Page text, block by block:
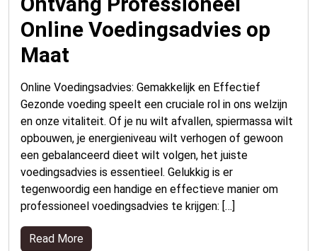
Online Voedingsadvies op
Maat
Online Voedingsadvies: Gemakkelijk en Effectief
Gezonde voeding speelt een cruciale rol in ons welzijn
en onze vitaliteit. Of je nu wilt afvallen, spiermassa wilt
opbouwen, je energieniveau wilt verhogen of gewoon
een gebalanceerd dieet wilt volgen, het juiste
voedingsadvies is essentieel. Gelukkig is er
tegenwoordig een handige en effectieve manier om
professioneel voedingsadvies te krijgen: […]
Read More